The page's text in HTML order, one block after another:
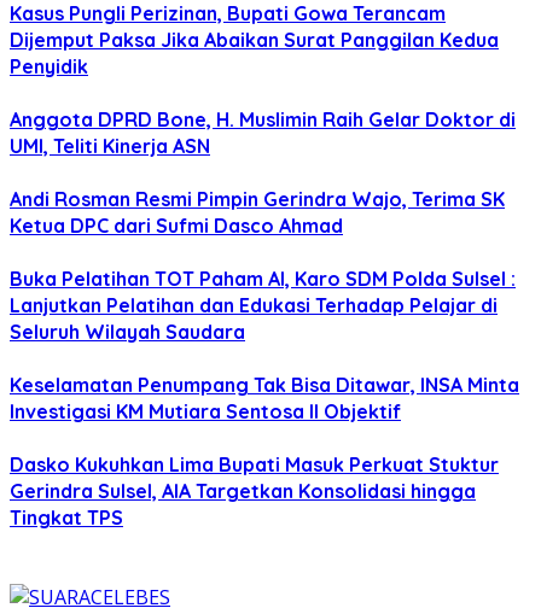
Kasus Pungli Perizinan, Bupati Gowa Terancam
Dijemput Paksa Jika Abaikan Surat Panggilan Kedua
Penyidik
Anggota DPRD Bone, H. Muslimin Raih Gelar Doktor di
UMI, Teliti Kinerja ASN
Andi Rosman Resmi Pimpin Gerindra Wajo, Terima SK
Ketua DPC dari Sufmi Dasco Ahmad
Buka Pelatihan TOT Paham AI, Karo SDM Polda Sulsel :
Lanjutkan Pelatihan dan Edukasi Terhadap Pelajar di
Seluruh Wilayah Saudara
Keselamatan Penumpang Tak Bisa Ditawar, INSA Minta
Investigasi KM Mutiara Sentosa II Objektif
Dasko Kukuhkan Lima Bupati Masuk Perkuat Stuktur
Gerindra Sulsel, AIA Targetkan Konsolidasi hingga
Tingkat TPS